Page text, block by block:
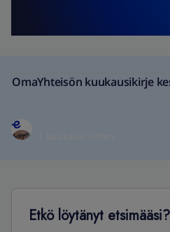
OmaYhteisön kuukausikirje
Etkö löytänyt etsimääsi?